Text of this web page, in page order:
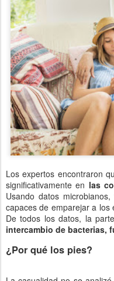
Los expertos encontraron
significativamente en las
Usando datos
capaces de emparejar a los
De todos los datos, la
intercambio de bacterias,
¿Por qué los pies?